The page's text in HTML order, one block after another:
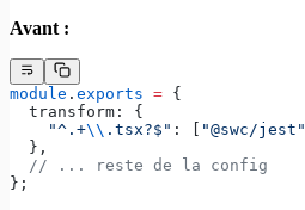
Avant :
module . exports = {
  transform: {
    "^.+
\\ .tsx?$" : [ "@swc/jest"
  },
  // ... reste de la config
};